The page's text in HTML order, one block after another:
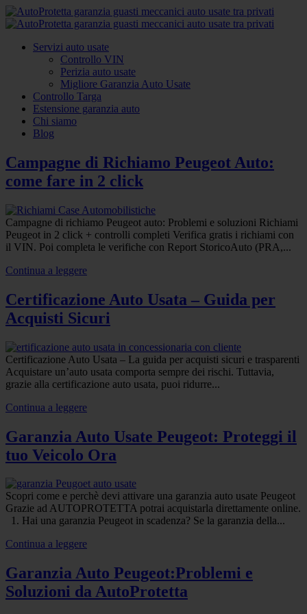
Servizi auto usate
Controllo VIN
Perizia auto usate
Migliore Garanzia Auto Usate
Controllo Targa
Estensione garanzia auto
Chi siamo
Blog
Campagne di Richiamo Peugeot Auto:
come fare in 2 click
Campagne di richiamo Peugeot auto: Problemi e soluzioni Richiami
Peugeot in 2 click + controlli completi Verifica gratis i richiami con
il VIN. Poi completa le verifiche con Report StoricoAuto (PRA,...
Continua a leggere
Certificazione Auto Usata – Guida per
Acquisti Sicuri
Certificazione Auto Usata – La guida per acquisti sicuri e trasparenti
Acquistare un’auto usata comporta sempre dei rischi. Tuttavia,
grazie alla certificazione auto usata, puoi ridurre...
Continua a leggere
Garanzia Auto Usate Peugeot: Proteggi il
tuo Veicolo Ora
Scopri come e perchè devi attivare una garanzia auto usate Peugeot
Grazie ad AUTOPROTETTA potrai acquistarla direttamente online.
1. Hai una garanzia Peugeot in scadenza? Se la garanzia della...
Continua a leggere
Garanzia Auto Peugeot:Problemi e
Soluzioni da AutoProtetta